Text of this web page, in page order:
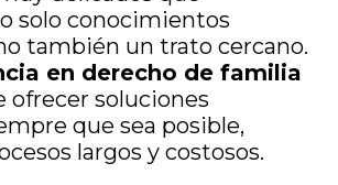
solo conocimientos
también un trato cercano.
en derecho de familia
ofrecer soluciones
que sea posible,
largos y costosos.